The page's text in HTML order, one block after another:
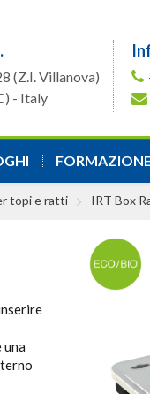
(Z.I. Villanova)
- Italy
topi e ratti IRT Box